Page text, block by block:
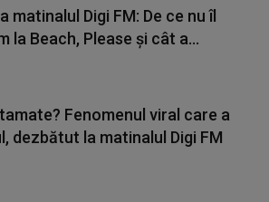
matinalul Digi FM: De ce nu îl
la Beach, Please și cât a...
Fenomenul viral care a
dezbătut la matinalul Digi FM